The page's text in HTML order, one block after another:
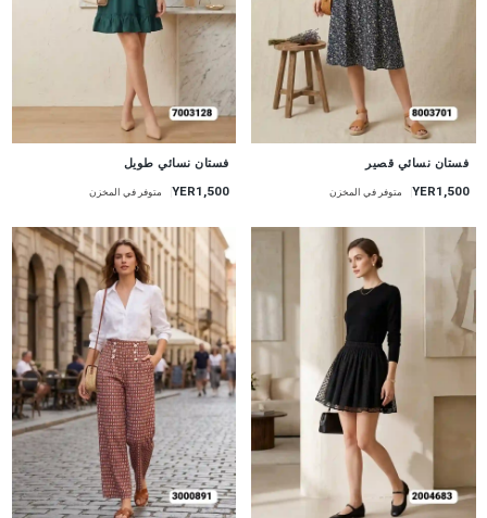
جديد
فستان نسائي قصير
YER1,500 متوفر في المخزن
جديد
فستان نسائي طويل
YER1,500 متوفر في المخزن